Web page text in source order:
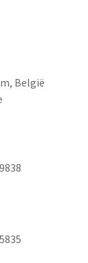
België